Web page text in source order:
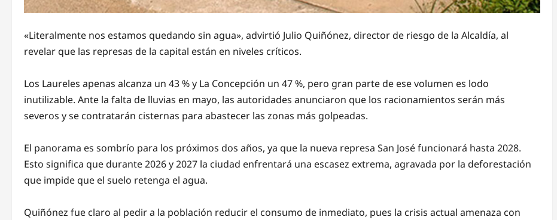
«Literalmente nos estamos quedando sin agua», advirtió Julio Quiñónez, director de riesgo de la Alcaldía, al
revelar que las represas de la capital están en niveles críticos.
Los Laureles apenas alcanza un 43 % y La Concepción un 47 %, pero gran parte de ese volumen es lodo
inutilizable. Ante la falta de lluvias en mayo, las autoridades anunciaron que los racionamientos serán más
severos y se contratarán cisternas para abastecer las zonas más golpeadas.
El panorama es sombrío para los próximos dos años, ya que la nueva represa San José funcionará hasta 2028.
Esto significa que durante 2026 y 2027 la ciudad enfrentará una escasez extrema, agravada por la deforestación
que impide que el suelo retenga el agua.
Quiñónez fue claro al pedir a la población reducir el consumo de inmediato, pues la crisis actual amenaza con